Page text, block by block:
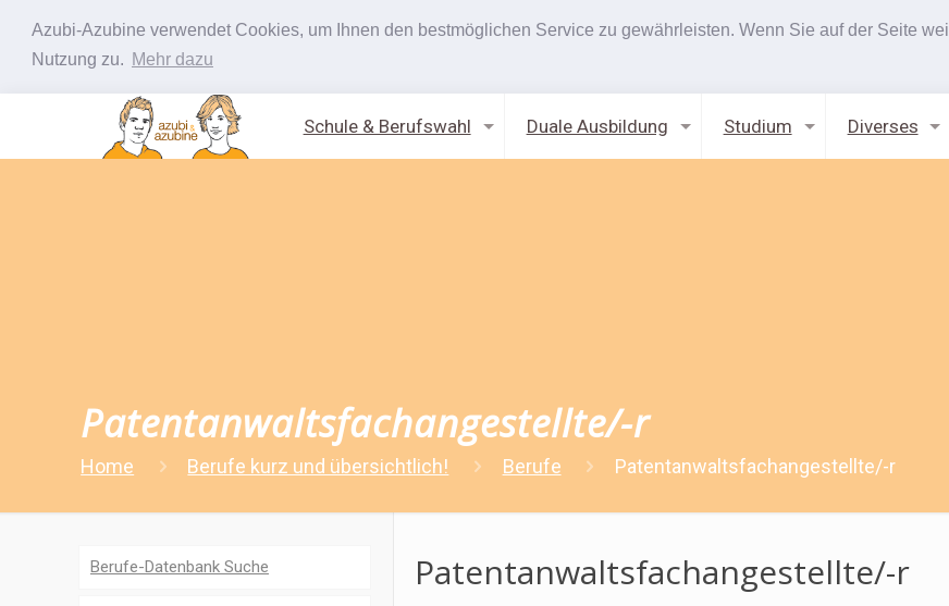
Azubi-Azubine verwendet Cookies, um Ihnen den bestmöglichen Service zu gewährleisten. Wenn Sie auf der Seite
Nutzung zu. Mehr dazu
Schule & Berufswahl Duale Ausbildung Studium Diverses
Patentanwaltsfachangestellte/-r
Home Berufe kurz und übersichtlich! Berufe Patentanwaltsfachangestellte/-r
Patentanwaltsfachangestellte/-r
Berufe-Datenbank Suche